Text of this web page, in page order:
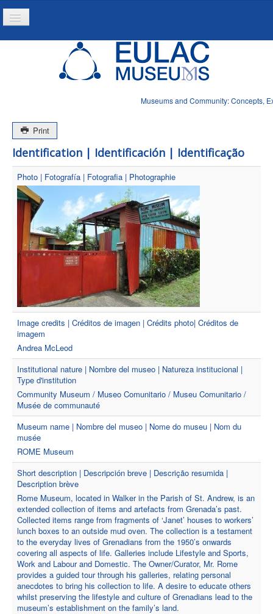
Museums and Community: Concepts,
Toggle
Navigation
Print
Identification | Identificación | Identificação
Photo | Fotografía | Fotografia | Photographie
Image credits | Créditos de imagen | Crédits photo| Créditos de
imagem
Andrea McLeod
Institutional nature | Nombre del museo | Natureza institucional |
Type d'institution
Community Museum / Museo Comunitario / Museu Comunitario /
Musée de communauté
Museum name | Nombre del museo | Nome do museu | Nom du
musée
ROME Museum
Short description | Descripción breve | Descrição resumida |
Description brève
Rome Museum, located in Walker in the Parish of St. Andrew, is an
extended collection of items and artefacts from Grenada’s past.
Collected items range from fragments of ‘Janet’ houses to workers’
lunch boxes to an outside mud oven. The collection is a testament
to the everyday lives of Grenadians from the 1950’s onwards
covering all aspects of life. Galleries include Lifestyle and Sports,
Work and Labour and Domestic. The Owner/Curator, Mr. Rome
provides a guided tour through his galleries, relating personal
anecdotes to bring his collection to life. A desire to educate others
whilst preserving the lifestyle and culture of Grenadians lead to the
museum’s establishment on the family’s land.